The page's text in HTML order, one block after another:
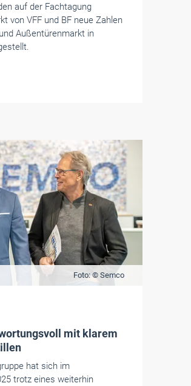
auf der Fachtagung
von VFF und BF neue Zahlen
Außentürenmarkt in
Foto: © Semco
mit klarem
hat sich im
trotz eines weiterhin